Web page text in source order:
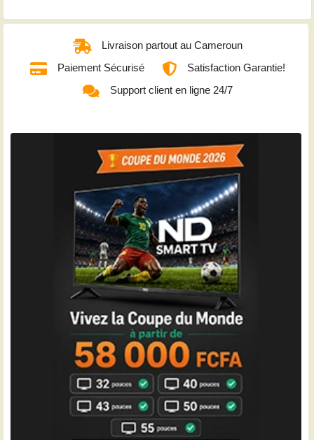
Livraison partout au Cameroun
Paiement Sécurisé
Satisfaction Garantie!
Support client en ligne 24/7